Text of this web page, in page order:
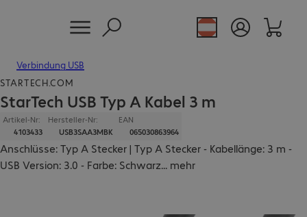
Verbindung USB
STARTECH.COM
StarTech USB Typ A Kabel 3 m
Artikel-Nr:
4103433
Hersteller-Nr:
USB3SAA3MBK
EAN
065030863964
Anschlüsse: Typ A Stecker | Typ A Stecker - Kabellänge: 3 m -
USB Version: 3.0 - Farbe: Schwarz... mehr